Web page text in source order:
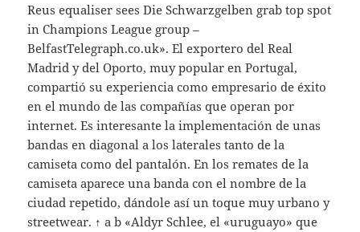
Reus equaliser sees Die Schwarzgelben grab top spot
in Champions League group –
BelfastTelegraph.co.uk». El exportero del Real
Madrid y del Oporto, muy popular en Portugal,
compartió su experiencia como empresario de éxito
en el mundo de las compañías que operan por
internet. Es interesante la implementación de unas
bandas en diagonal a los laterales tanto de la
camiseta como del pantalón. En los remates de la
camiseta aparece una banda con el nombre de la
ciudad repetido, dándole así un toque muy urbano y
streetwear. ↑ a b «Aldyr Schlee, el «uruguayo» que